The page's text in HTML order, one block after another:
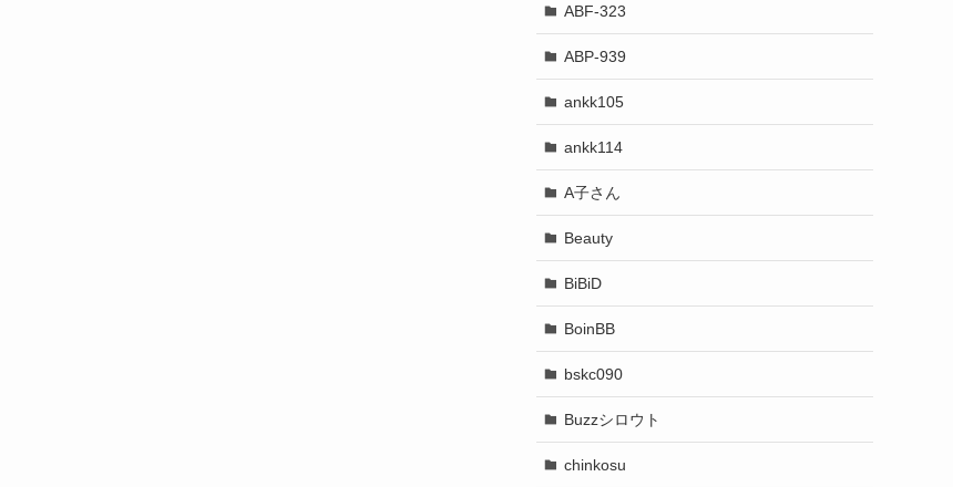
ABF-323
ABP-939
ankk105
ankk114
A子さん
Beauty
BiBiD
BoinBB
bskc090
Buzzシロウト
chinkosu